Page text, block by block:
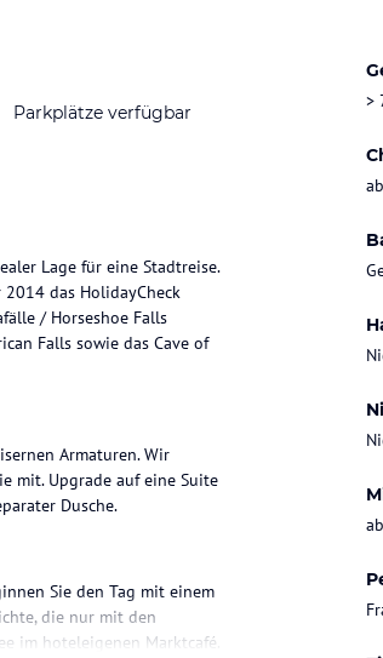
Parkplätze verfügbar
>
Lage für eine Stadtreise.
das HolidayCheck
/ Horseshoe Falls
Falls sowie das Cave of
Armaturen. Wir
mit. Upgrade auf eine Suite
Dusche.
Sie den Tag mit einem
die nur mit den
im hoteleigenen Marktcafé.